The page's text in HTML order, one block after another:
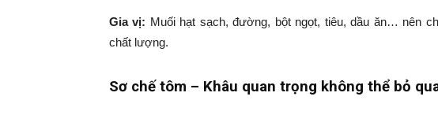
Gia vị: Muối hạt sạch, đường, bột ngọt, tiêu, dầu ăn… nên
chất lượng.
Sơ chế tôm – Khâu quan trọng không thể bỏ